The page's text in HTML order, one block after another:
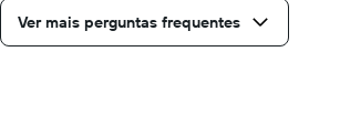
Ver mais perguntas frequentes